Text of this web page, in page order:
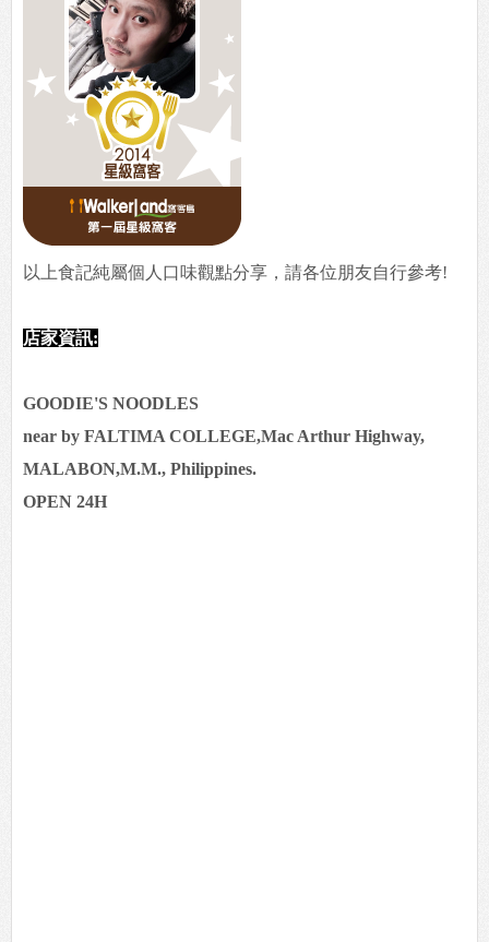
以上食記純屬個人口味觀點分享，請各位朋友自行參考!
店家資訊:
GOODIE'S NOODLES
near by FALTIMA COLLEGE,Mac Arthur Highway,
MALABON,M.M., Philippines.
OPEN 24H